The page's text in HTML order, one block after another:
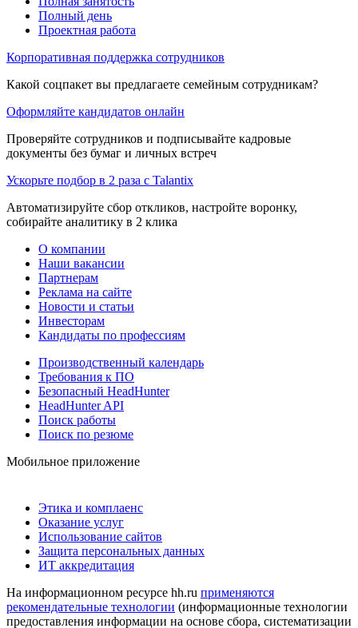
Полный день
Проектная работа
Корпоративная поддержка сотрудников
Какой соцпакет вы предлагаете семейным сотрудникам?
Оформляйте кандидатов онлайн
Проверяйте сотрудников и подписывайте кадровые
документы без бумаг и личных встреч
Ускорьте подбор в 2 раза с Talantix
Автоматизируйте сбор откликов, настройте воронку,
собирайте аналитику в 2 клика
О компании
Наши вакансии
Партнерам
Реклама на сайте
Новости и статьи
Инвесторам
Кандидаты по профессиям
Производственный календарь
Требования к ПО
Безопасный HeadHunter
HeadHunter API
Поиск работы
Поиск по резюме
Мобильное приложение
Этика и комплаенс
Оказание услуг
Использование сайтов
Защита персональных данных
ИТ аккредитация
На информационном ресурсе hh.ru применяются
рекомендательные технологии (информационные технологии
предоставления информации на основе сбора, систематизации